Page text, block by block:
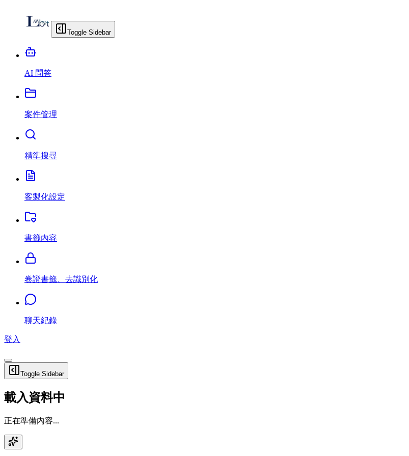
Toggle Sidebar
AI 問答
案件管理
精準搜尋
客製化設定
書籤內容
卷證書籤、去識別化
聊天紀錄
登入
Toggle Sidebar
載入資料中
正在準備內容...